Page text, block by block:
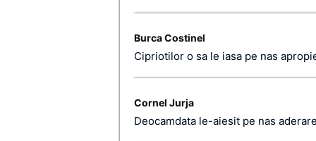
Burca Costinel
Cipriotilor o sa le iasa pe nas
Cornel Jurja
Deocamdata le-aiesit pe nas